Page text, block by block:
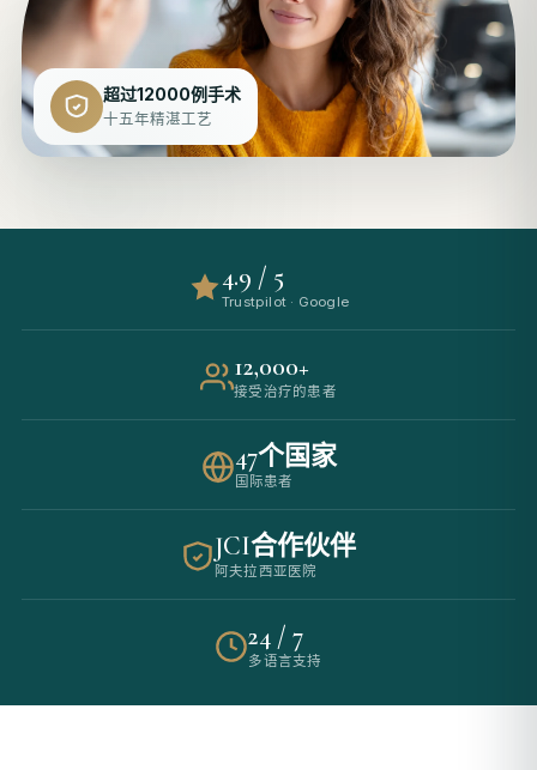
超过12000例手术
十五年精湛工艺
4.9 / 5
Trustpilot · Google
12,000+
接受治疗的患者
47个国家
国际患者
JCI合作伙伴
阿夫拉西亚医院
24 / 7
多语言支持